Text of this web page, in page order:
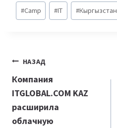
Метки
записи:
#Camp #IT #Кыргызстан
Навигация
по
записям
НАЗАД
Компания
ITGLOBAL.COM KAZ
расширила
облачную